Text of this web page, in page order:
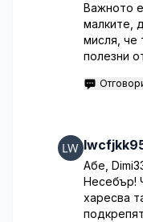
Важното
малките,
мисля, че
полезни
Абе,
Несебър!
харесва